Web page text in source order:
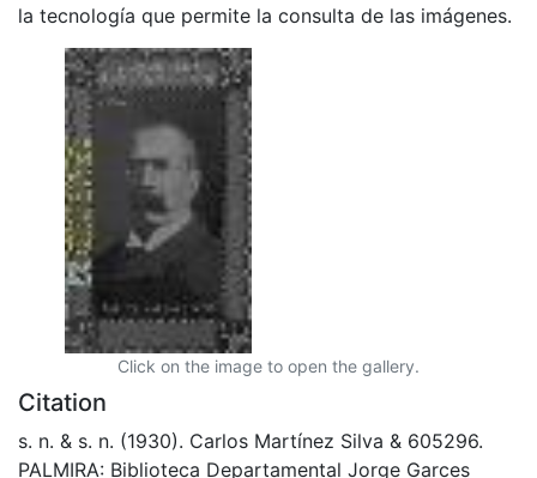
la tecnología que permite la consulta de las imágenes.
Click on the image to open the gallery.
Citation
s. n. & s. n. (1930). Carlos Martínez Silva & 605296.
PALMIRA: Biblioteca Departamental Jorge Garces